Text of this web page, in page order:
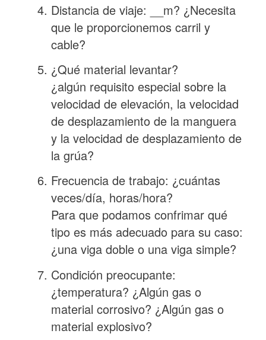
Distancia de viaje: __m? ¿Necesita
que le proporcionemos carril y
cable?
¿Qué material levantar?
¿algún requisito especial sobre la
velocidad de elevación, la velocidad
de desplazamiento de la manguera
y la velocidad de desplazamiento de
la grúa?
Frecuencia de trabajo: ¿cuántas
veces/día, horas/hora?
Para que podamos confrimar qué
tipo es más adecuado para su caso:
¿una viga doble o una viga simple?
Condición preocupante:
¿temperatura? ¿Algún gas o
material corrosivo? ¿Algún gas o
material explosivo?